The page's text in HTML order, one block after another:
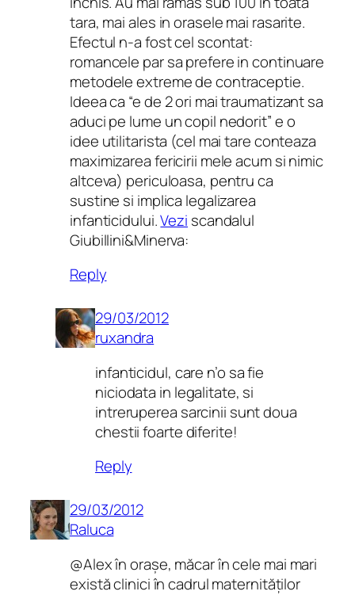
tara, mai ales in orasele mai rasarite.
Efectul n-a fost cel scontat:
romancele par sa prefere in continuare
metodele extreme de contraceptie.
Ideea ca “e de 2 ori mai traumatizant sa
aduci pe lume un copil nedorit” e o
idee utilitarista (cel mai tare conteaza
maximizarea fericirii mele acum si nimic
altceva) periculoasa, pentru ca
sustine si implica legalizarea
infanticidului.Vezi scandalul
Giubillini&Minerva:
Reply
29/03/2012
ruxandra
infanticidul, care n’o sa fie
niciodata in legalitate, si
intreruperea sarcinii sunt doua
chestii foarte diferite!
Reply
29/03/2012
Raluca
@Alex în orașe, măcar în cele mai mari
există clinici în cadrul maternităților